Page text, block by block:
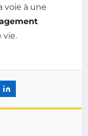
voie à une
vie.